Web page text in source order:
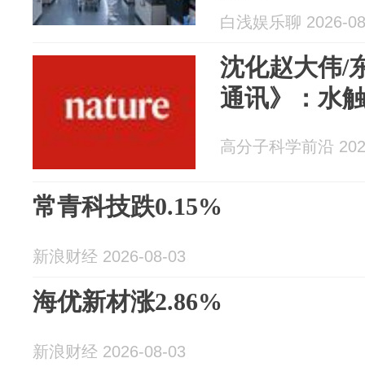
白浅娱乐聊 2026-
沈化赵大伟/
通讯》：水
高分子科学前沿
常青科技跌0.15%
新浪财经 2026-08-03
海优新材涨2.86%
新浪财经 2026-08-03